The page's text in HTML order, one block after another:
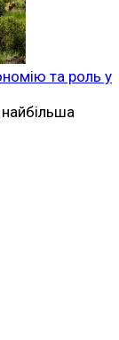
та роль у